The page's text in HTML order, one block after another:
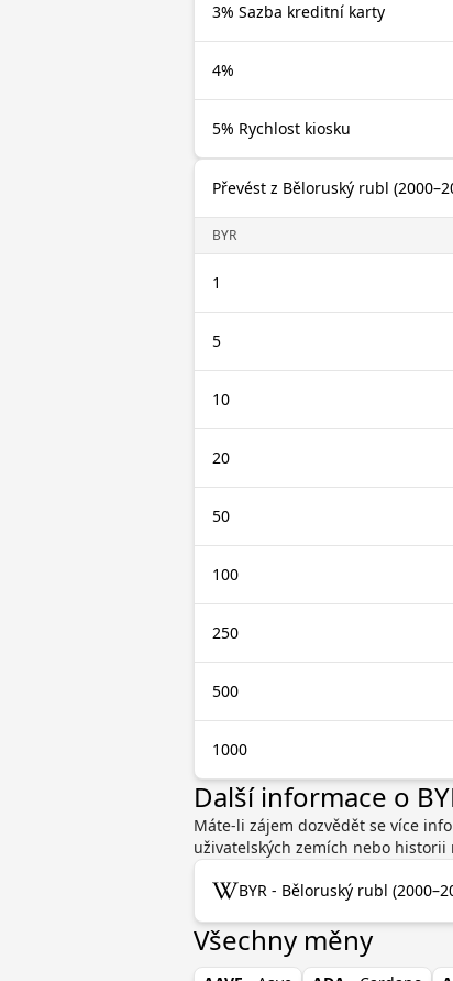
3% Sazba kreditní karty
4%
5% Rychlost kiosku
Převést z Běloruský rubl
BYR
1
5
10
20
50
100
250
500
1000
Další informace o
Máte-li zájem dozvědět se více
uživatelských zemích nebo
BYR - Běloruský rubl
Všechny měny